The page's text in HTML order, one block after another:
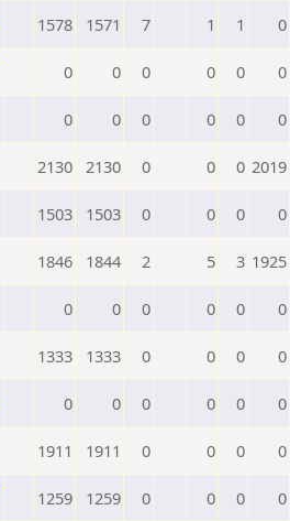
1578 1571 7 1 1 0
0 0 0 0 0 0
0 0 0 0 0 0
2130 2130 0 0 0 2019
1503 1503 0 0 0 0
1846 1844 2 5 3 1925
0 0 0 0 0 0
1333 1333 0 0 0 0
0 0 0 0 0 0
1911 1911 0 0 0 0
1259 1259 0 0 0 0